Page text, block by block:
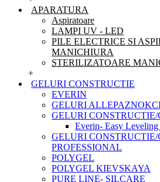
APARATURA
Aspiratoare
LAMPI UV - LED
PILE ELECTRICE SI
MANICHIURA
STERILIZATOARE
+
GELURI CONSTRUCTIE
EVERIN
GELURI
GELURI
Everin- Easy
GELURI CONSTRUCTIE/
PROFESSIONAL
POLYGEL
POLYGEL KIEVSKAYA
PURE LINE- SILCARE